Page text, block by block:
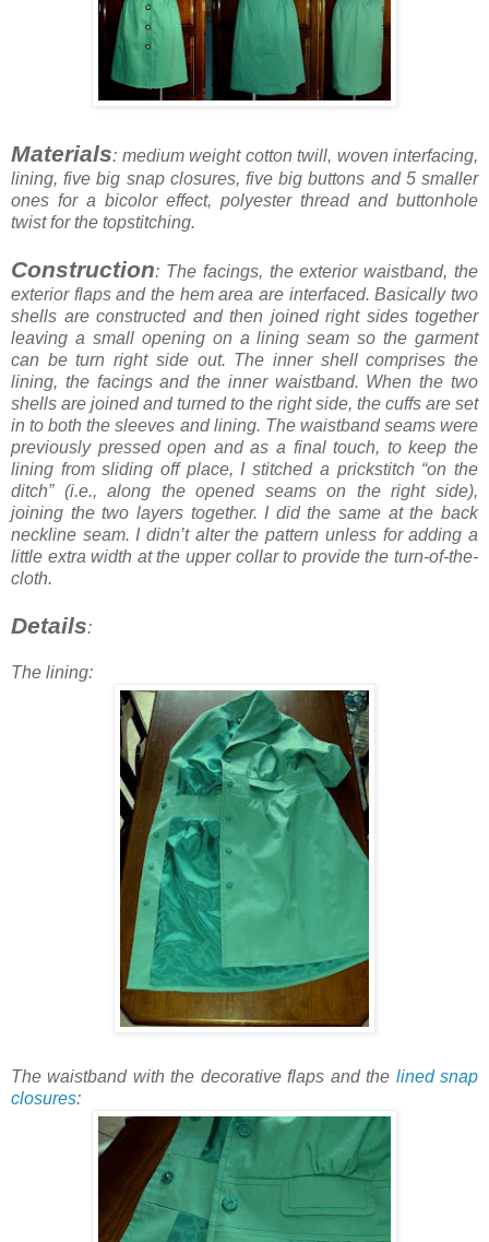
Materials: medium weight cotton twill, woven interfacing,
lining, five big snap closures, five big buttons and 5 smaller
ones for a bicolor effect, polyester thread and buttonhole
twist for the topstitching.
Construction: The facings, the exterior waistband, the
exterior flaps and the hem area are interfaced. Basically two
shells are constructed and then joined right sides together
leaving a small opening on a lining seam so the garment
can be turn right side out. The inner shell comprises the
lining, the facings and the inner waistband. When the two
shells are joined and turned to the right side, the cuffs are set
in to both the sleeves and lining. The waistband seams were
previously pressed open and as a final touch, to keep the
lining from sliding off place, I stitched a prickstitch “on the
ditch” (i.e., along the opened seams on the right side),
joining the two layers together. I did the same at the back
neckline seam. I didn’t alter the pattern unless for adding a
little extra width at the upper collar to provide the turn-of-the-
cloth.
Details:
The lining:
The waistband with the decorative flaps and the lined snap
closures: